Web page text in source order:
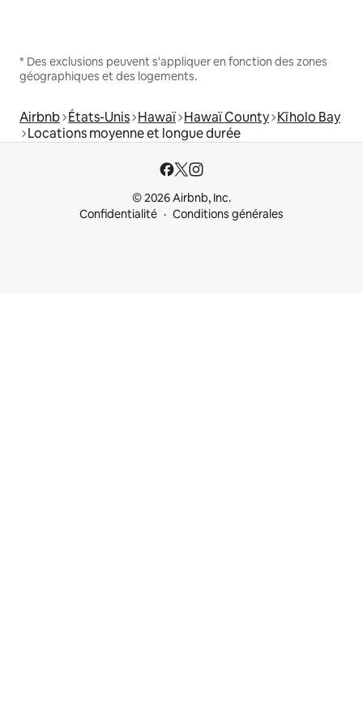
* Des exclusions peuvent s'appliquer en fonction des zones
géographiques et des logements.
Airbnb États-Unis Hawaï Hawaï County Kīholo Bay
Locations moyenne et longue durée
© 2026 Airbnb, Inc.
Confidentialité
Conditions générales